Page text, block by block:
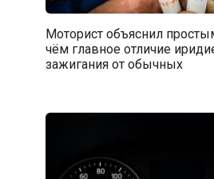
Моторист объяснил
чём главное отличие
зажигания от обычных